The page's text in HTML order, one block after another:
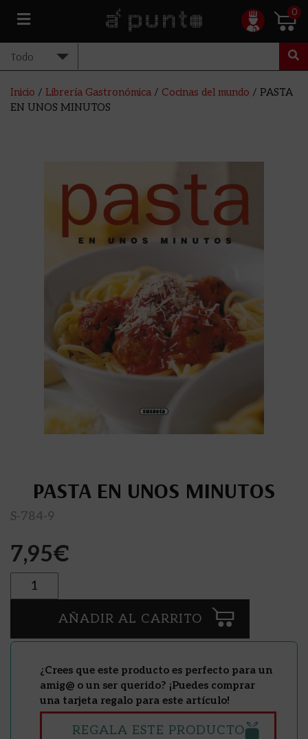
0
Inicio / Librería Gastronómica / Cocinas del mundo / PASTA
EN UNOS MINUTOS
PASTA EN UNOS MINUTOS
S-784-9
7,95€
Cantidad
AÑADIR AL CARRITO
¿Crees que este producto es perfecto para un
amig@ o un ser querido? ¡Puedes comprar
una tarjeta regalo para este artículo!
REGALA ESTE PRODUCTO